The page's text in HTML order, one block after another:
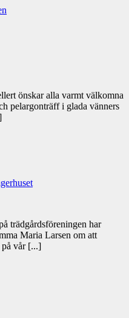
önskar alla varmt välkomna
pelargonträff i glada vänners
trädgårdsföreningen har
Maria Larsen om att
på vår [...]